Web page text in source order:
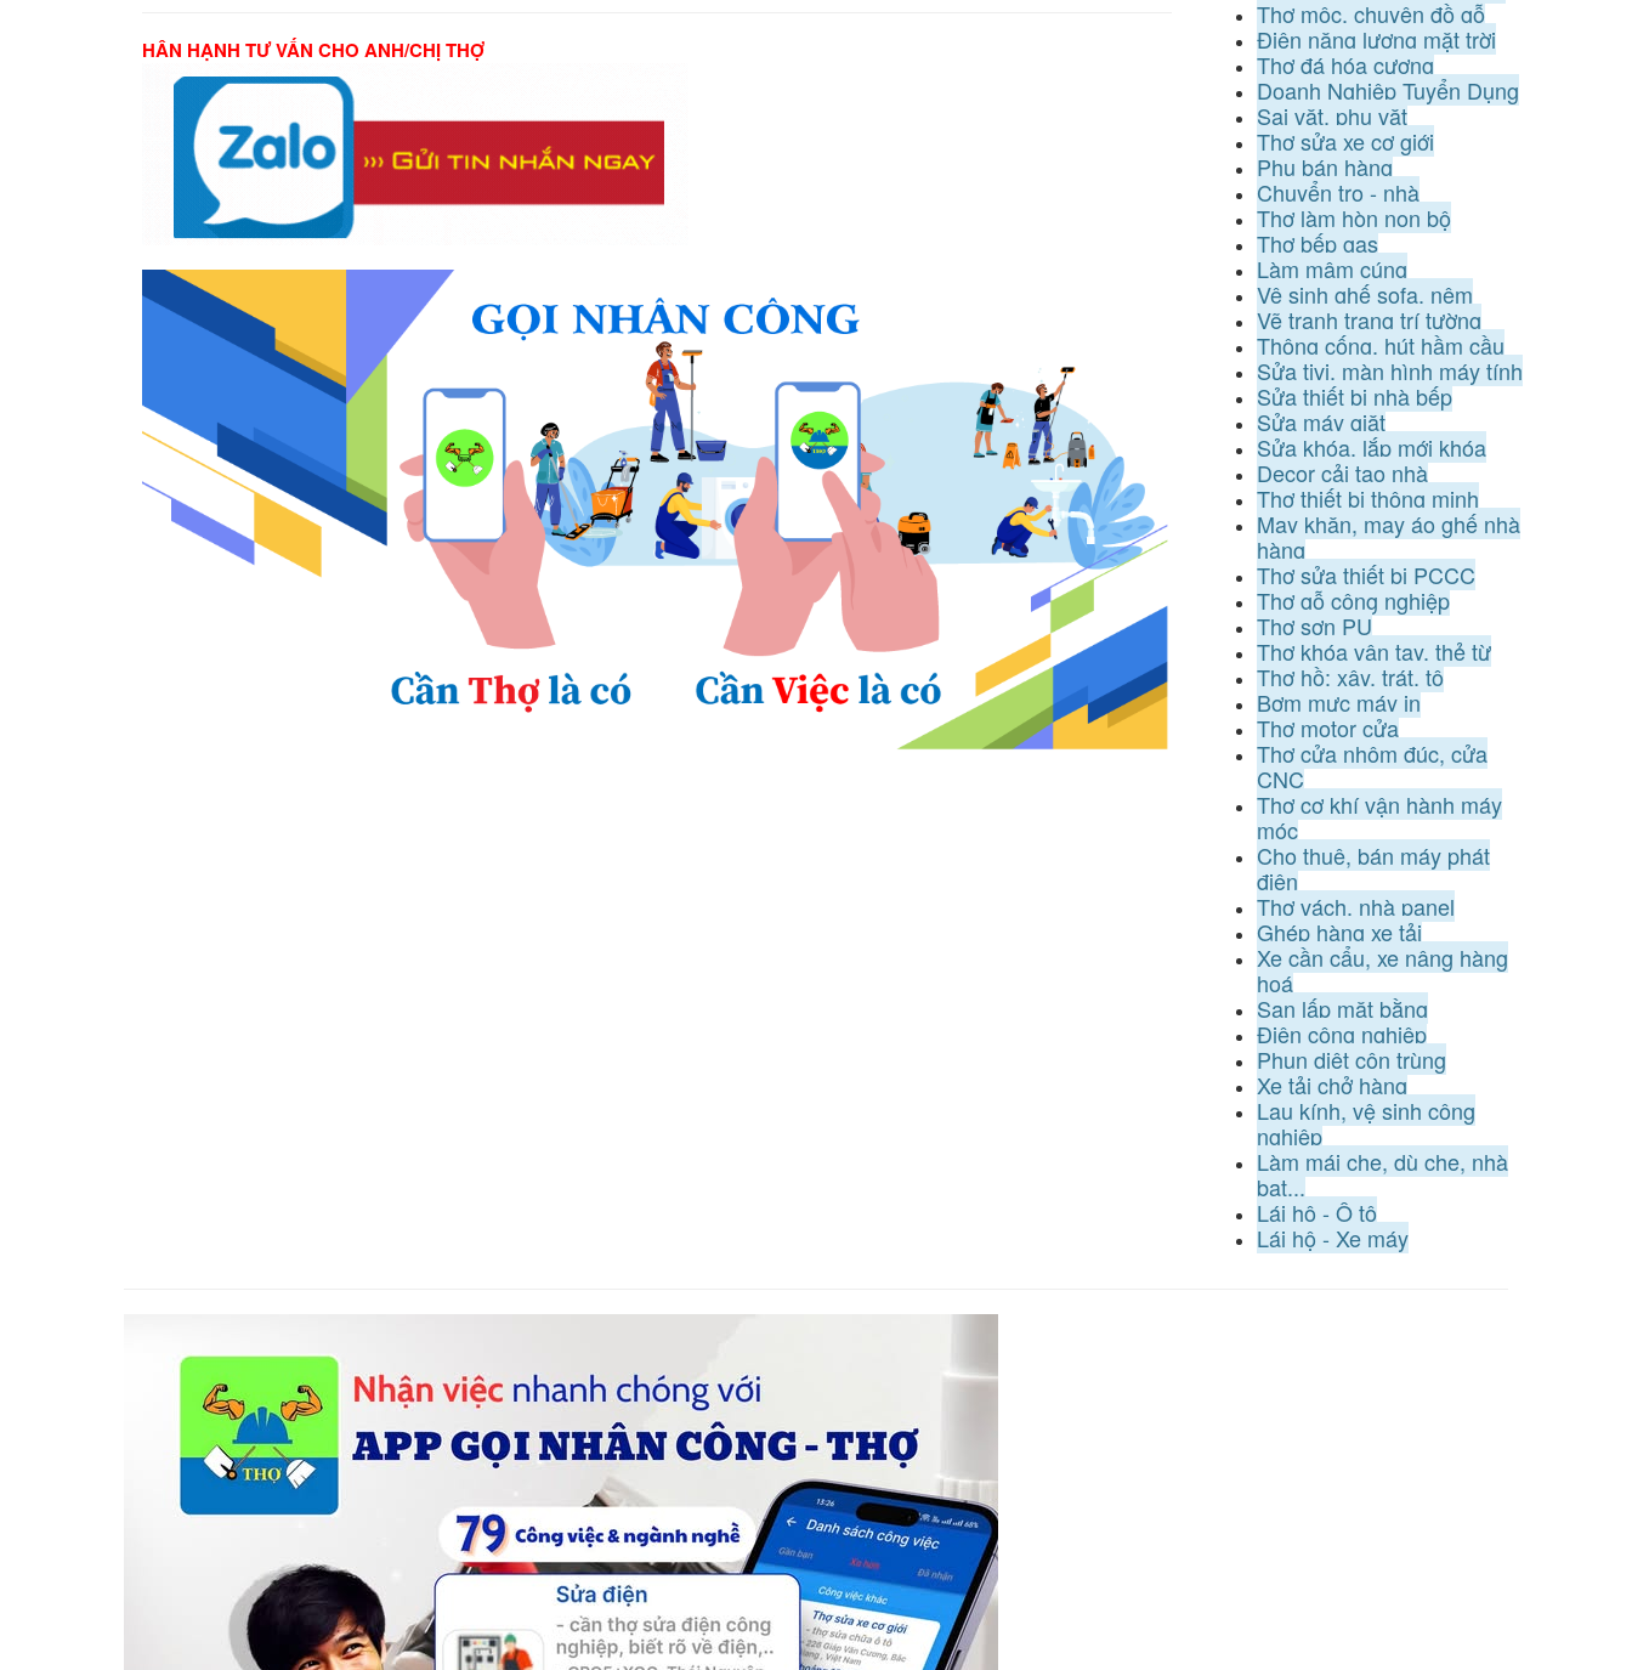
HÂN HẠNH TƯ VẤN CHO ANH/CHỊ THỢ
Thợ mộc, chuyên đồ gỗ
Điện năng lượng mặt trời
Thợ đá hóa cương
Doanh Nghiệp Tuyển Dụng
Sai vặt, phụ vặt
Thợ sửa xe cơ giới
Phụ bán hàng
Chuyển trọ - nhà
Thợ làm hòn non bộ
Thợ bếp gas
Làm mâm cúng
Vệ sinh ghế sofa, nệm
Vẽ tranh trang trí tường
Thông cống, hút hầm cầu
Sửa tivi, màn hình máy tính
Sửa thiết bị nhà bếp
Sửa máy giặt
Sửa khóa, lắp mới khóa
Decor cải tạo nhà
Thợ thiết bị thông minh
May khăn, may áo ghế nhà
hàng
Thợ sửa thiết bị PCCC
Thợ gỗ công nghiệp
Thợ sơn PU
Thợ khóa vân tay, thẻ từ
Thợ hồ: xây, trát, tô
Bơm mực máy in
Thợ motor cửa
Thợ cửa nhôm đúc, cửa
CNC
Thợ cơ khí vận hành máy
móc
Cho thuê, bán máy phát
điện
Thợ vách, nhà panel
Ghép hàng xe tải
Xe cần cẩu, xe nâng hàng
hoá
San lấp mặt bằng
Điện công nghiệp
Phun diệt côn trùng
Xe tải chở hàng
Lau kính, vệ sinh công
nghiệp
Làm mái che, dù che, nhà
bạt...
Lái hộ - Ô tô
Lái hộ - Xe máy